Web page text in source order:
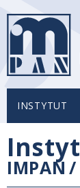
INSTYTUT
IMPAN /